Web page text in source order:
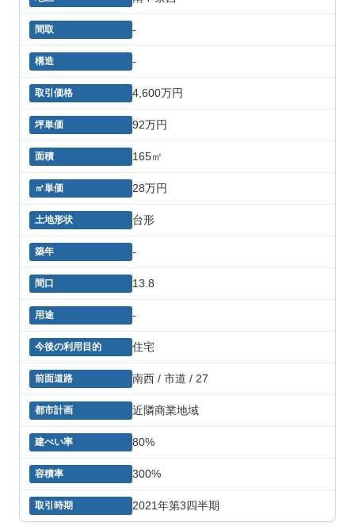
-
-
4,600万円
92万円
165㎡
28万円
台形
-
13.8
-
住宅
南西 / 市道 / 27
近隣商業地域
80%
300%
2021年第3四半期